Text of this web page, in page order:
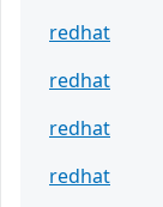
redhat
redhat
redhat
redhat